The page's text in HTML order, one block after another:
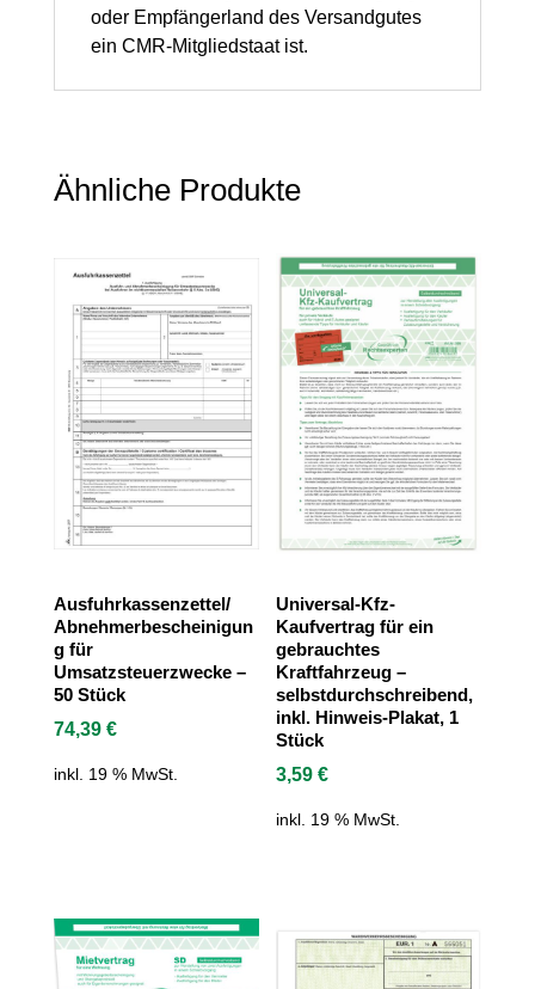
oder Empfängerland des Versandgutes
ein CMR-Mitgliedstaat ist.
Ähnliche Produkte
Ausfuhrkassenzettel/
Abnehmerbescheinigun
g für
Umsatzsteuerzwecke –
50 Stück
74,39 €
inkl. 19 % MwSt.
Universal-Kfz-
Kaufvertrag für ein
gebrauchtes
Kraftfahrzeug –
selbstdurchschreibend,
inkl. Hinweis-Plakat, 1
Stück
3,59€
inkl. 19 % MwSt.